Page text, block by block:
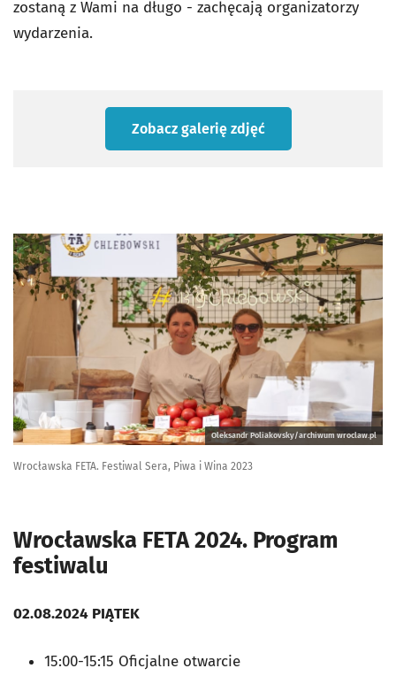
zostaną z Wami na długo - zachęcają organizatorzy
wydarzenia.
Zobacz galerię zdjęć
Oleksandr Poliakovsky/archiwum wroclaw.pl
Wrocławska FETA. Festiwal Sera, Piwa i Wina 2023
Wrocławska FETA 2024. Program
festiwalu
02.08.2024 PIĄTEK
15:00-15:15 Oficjalne otwarcie